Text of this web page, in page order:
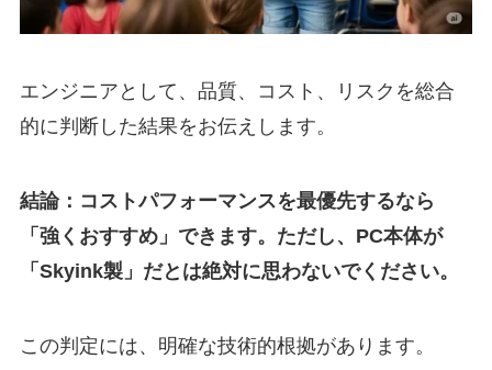
エンジニアとして、品質、コスト、リスクを総合
的に判断した結果をお伝えします。
結論：コストパフォーマンスを最優先するなら
「強くおすすめ」できます。ただし、PC本体が
「Skyink製」だとは絶対に思わないでください。
この判定には、明確な技術的根拠があります。